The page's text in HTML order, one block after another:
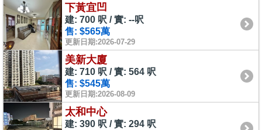
下黃宜凹
建: 700 呎 / 實: --呎
售: $565萬
更新日期:2026-07-29
美新大廈
建: 710 呎 / 實: 564 呎
售: $545萬
更新日期:2026-08-09
太和中心
建: 390 呎 / 實: 294 呎